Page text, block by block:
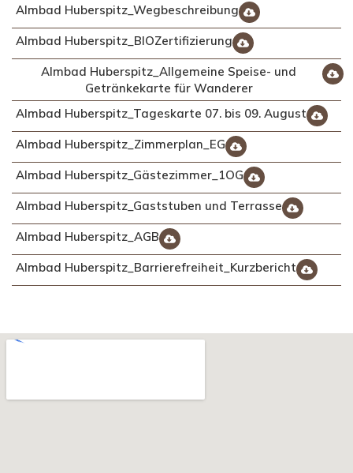
Almbad Huberspitz_Wegbeschreibung
Almbad Huberspitz_BIOZertifizierung
Almbad Huberspitz_Allgemeine Speise- und
Getränkekarte für Wanderer
Almbad Huberspitz_Tageskarte 07. bis 09. August
Almbad Huberspitz_Zimmerplan_EG
Almbad Huberspitz_Gästezimmer_1OG
Almbad Huberspitz_Gaststuben und Terrasse
Almbad Huberspitz_AGB
Almbad Huberspitz_Barrierefreiheit_Kurzbericht